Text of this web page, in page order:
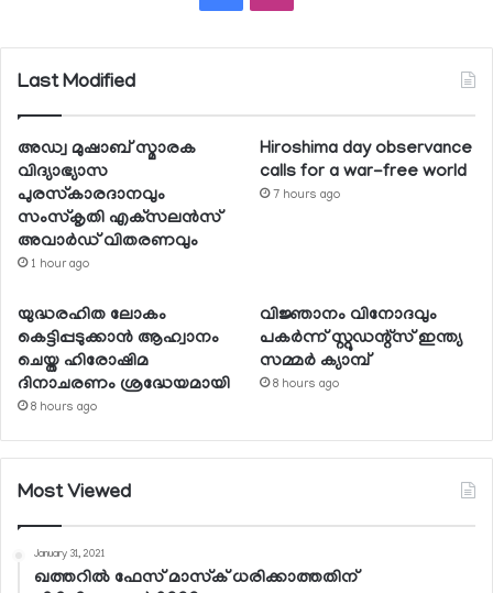
Last Modified
അഡ്വ മുഷാബ് സ്മാരക
വിദ്യാഭ്യാസ
പുരസ്‌കാരദാനവും
സംസ്‌കൃതി എക്‌സലന്‍സ്
അവാര്‍ഡ് വിതരണവും
1 hour ago
Hiroshima day observance
calls for a war-free world
7 hours ago
യുദ്ധരഹിത ലോകം
കെട്ടിപ്പടുക്കാന്‍ ആഹ്വാനം
ചെയ്ത ഹിരോഷിമ
ദിനാചരണം ശ്രദ്ധേയമായി
8 hours ago
വിജ്ഞാനം വിനോദവും
പകര്‍ന്ന് സ്റ്റുഡന്റ്‌സ് ഇന്ത്യ
സമ്മര്‍ ക്യാമ്പ്
8 hours ago
Most Viewed
January 31, 2021
ഖത്തറില്‍ ഫേസ് മാസ്‌ക് ധരിക്കാത്തതിന്